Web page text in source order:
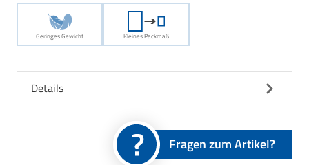
Geringes Gewicht Kleines Packmaß
Details
Fragen zum Artikel?